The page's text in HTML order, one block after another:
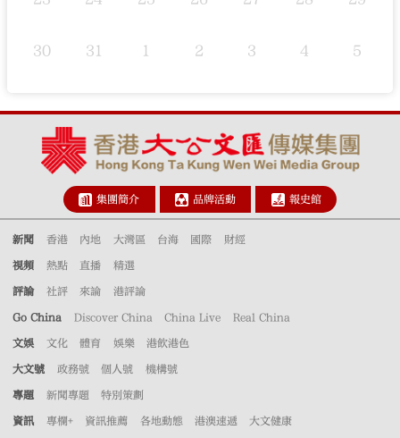
30 31 1 2 3 4 5
集團簡介 品牌活動 報史館
新聞 香港 內地 大灣區 台海 國際 財經
視頻 熱點 直播 精選
評論 社評 來論 港評論
Go China Discover China China Live Real China
文娛 文化 體育 娛樂 港飲港色
大文號 政務號 個人號 機構號
專題 新聞專題 特別策劃
資訊 專欄+ 資訊推薦 各地動態 港澳速遞 大文健康